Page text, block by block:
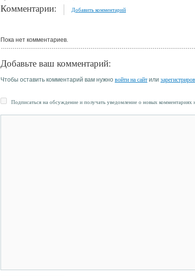
Комментарии: Добавить комментарий
Пока нет комментариев.
Добавьте ваш комментарий:
Чтобы оставить комментарий вам нужно войти на сайт или
Подписаться на обсуждение и получать уведомление о новых комментариях